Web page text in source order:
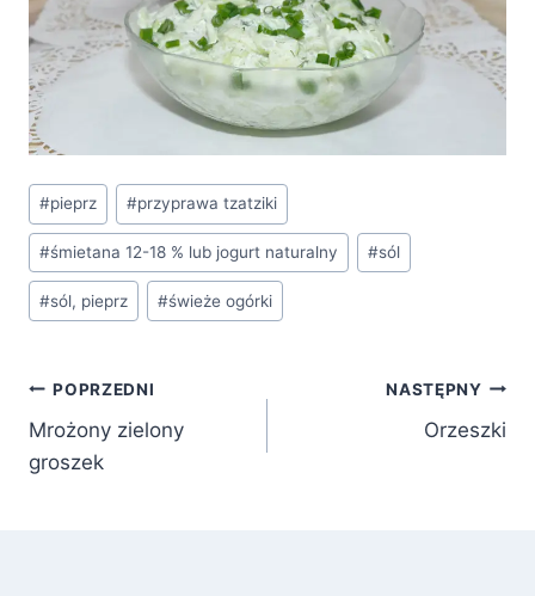
Tagi
wpisu:
#pieprz #przyprawa tzatziki
#śmietana 12-18 % lub jogurt naturalny #sól
#sól, pieprz #świeże ogórki
Nawigacja
wpisu
POPRZEDNI
Mrożony zielony
groszek
NASTĘPNY
Orzeszki